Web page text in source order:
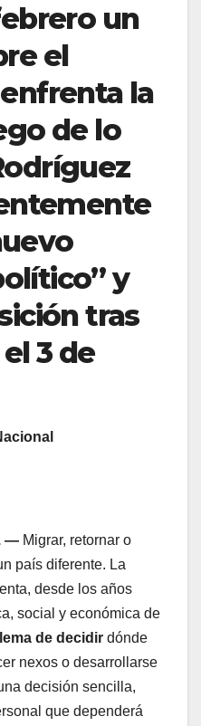
un
el
la
de lo
y
tras
3 de
— Migrar, retornar o
país diferente. La
desde los años
social y económica de
de decidir dónde
nexos o desarrollarse
decisión sencilla,
que dependerá